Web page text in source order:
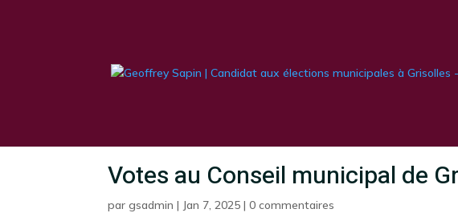
Votes au Conseil municipal de
pargsadmin | Jan 7, 2025 |0 commentaires